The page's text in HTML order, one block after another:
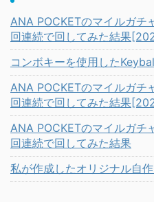
ANA POCKETのマイルガチ
回連続で回してみた結果
コンボキーを使用した
ANA POCKETのマイルガチ
回連続で回してみた結果
ANA POCKETのマイルガチ
回連続で回してみた結果
私が作成したオリジナル自